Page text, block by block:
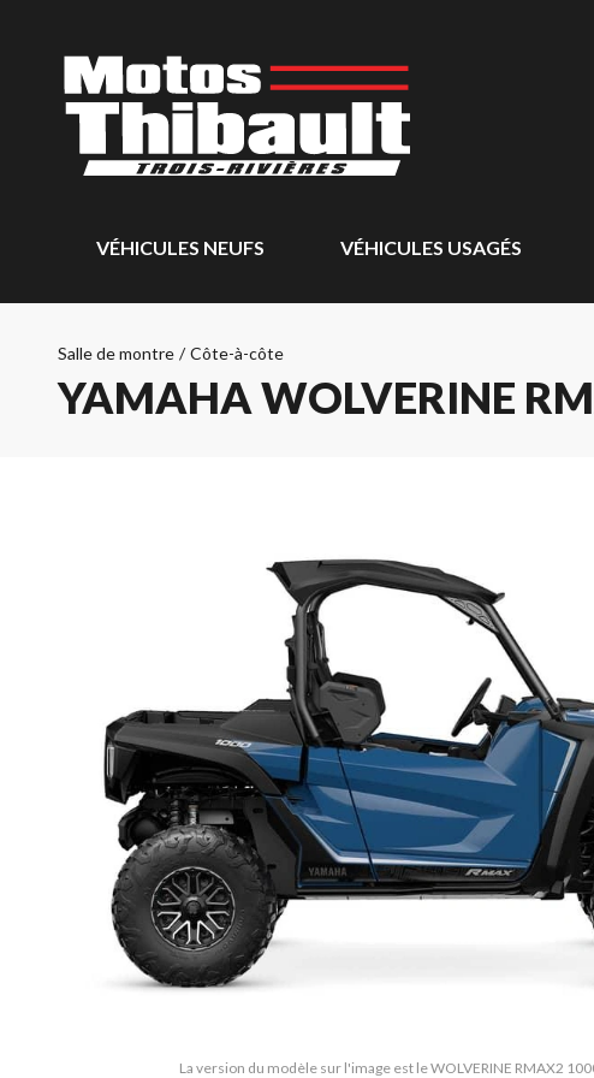
VÉHICULES NEUFS VÉHICULES USAGÉS
Salle de montre / Côte-à-côte
YAMAHA WOLVERINE
La version du modèle sur l'image est le WOLVERINE RMAX2